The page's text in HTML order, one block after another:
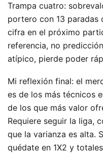
Trampa cuatro:
portero con 13 paradas
cifra en el próximo
referencia, no
atípico, pierde poder
Mi reflexión final: el
es de los más técnicos
de los que más valor
Requiere seguir la liga,
que la varianza es alta.
quédate en 1X2 y